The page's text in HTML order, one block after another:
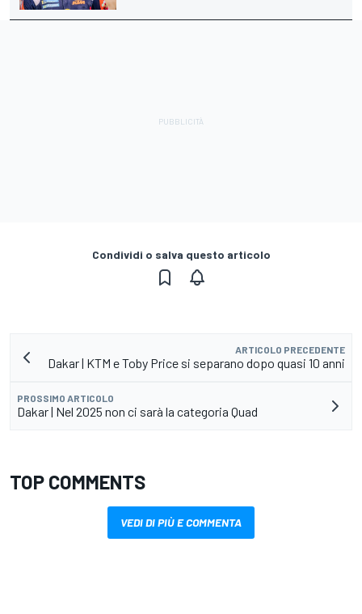
Condividi o salva questo articolo
ARTICOLO PRECEDENTE
Dakar | KTM e Toby Price si separano dopo quasi 10 anni
PROSSIMO ARTICOLO
Dakar | Nel 2025 non ci sarà la categoria Quad
TOP COMMENTS
VEDI DI PIÙ E COMMENTA